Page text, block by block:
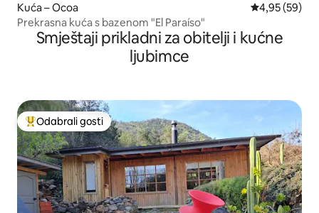
Kuća – Ocoa Prosječna
4,95 (59)
Prekrasna kuća s bazenom "El Paraíso"
Smještaji prikladni za obitelji i kućne
ljubimce
Među najviše rangiranima s oznakom „Odabrali gosti”
Odabrali gosti